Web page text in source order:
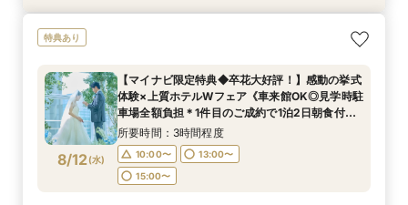
8/11(火 )
＼マイナビ限定特典BIG★マリオット豪華宿泊特
典付／チャペル×会場見学＆三國シェフ監修ハー
特典で大人気ブランド「ミラーハリス」のバス
セットをプレゼント★》
所要時間：3時間程度
9:00〜 14:30〜
フェアを予約
8/11(火 )
◆はじめての見学◆気軽にウェディング相談◎ク
9:00〜 14:30〜
フェアを予約
8/11(火 )
◆豪華ミクニ試食付◆館内神前式×伝統*和婚*体
9:00〜 14:30〜
フェアを予約
8/11(火 )
【家族・少人数フェア】こだわりの料理×会話を
9:00〜 14:30〜
フェアを予約
8/11(火 )
上質ホテルで叶える◆フォトウェディング相談会
11:00〜
13:00〜
15:00〜
フェアを予約
8/11(火 )
【花嫁人気*】5つ星ホテル婚を体感◆選べる挙
9:00〜 14:30〜
フェアを予約
8/11(火 )
新郎新婦のみもOK◆挙式のみ開催の方向け相談
11:00〜
13:00〜
15:00〜
フェアを予約
特典あり
8/12(水)
【マイナビ限定特典◆卒花大好評！】感動の挙式
体験×上質ホテルWフェア《車来館OK◎見学時駐
車場全額負担＊1件目のご成約で1泊2日朝食付ハ
ネムーン宿泊》
所要時間：3時間程度
10:00〜
13:00〜
15:00〜